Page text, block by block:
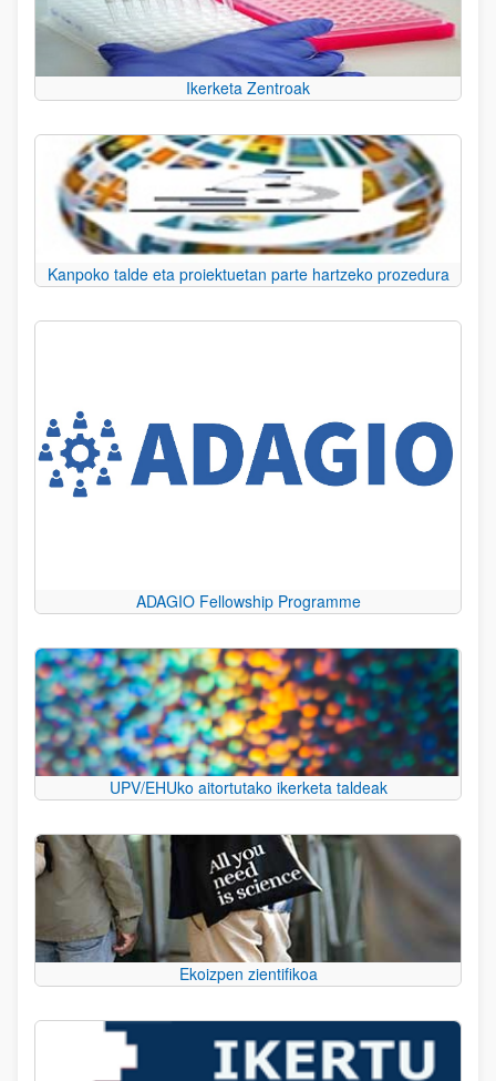
Ikerketa Zentroak
Kanpoko talde eta proiektuetan parte hartzeko prozedura
ADAGIO Fellowship Programme
UPV/EHUko aitortutako ikerketa taldeak
Ekoizpen zientifikoa